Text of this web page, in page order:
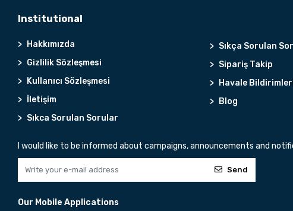
Institutional
Hakkımızda
Gizlilik Sözleşmesi
Kullanıcı Sözleşmesi
İletişim
Sıkca Sorulan Sorular
Sıkça Sorulan
Sipariş Takip
Havale
Blog
I would like to be informed about campaigns, announcements and
Send
Our Mobile Applications